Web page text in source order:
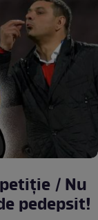
/ Nu
pedepsit!